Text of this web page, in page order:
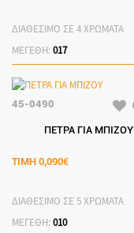
ΔΙΑΘΕΣΙΜΟ ΣΕ 4 ΧΡΩΜΑΤΑ
ΜΕΓΕΘΗ: 017
45-0490
ΠΕΤΡΑ ΓΙΑ ΜΠΙΖΟΥ
ΤΙΜΗ 0,090€
ΔΙΑΘΕΣΙΜΟ ΣΕ 5 ΧΡΩΜΑΤΑ
ΜΕΓΕΘΗ: 010